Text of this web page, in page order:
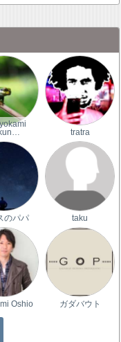
tratra
のパパ taku
Oshio ガダバウト